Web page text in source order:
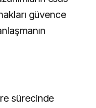
güvence
sürecinde